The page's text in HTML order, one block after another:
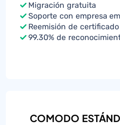
Migración gratuita
Soporte con empresa
Reemisión de
99.30% de
COMODO